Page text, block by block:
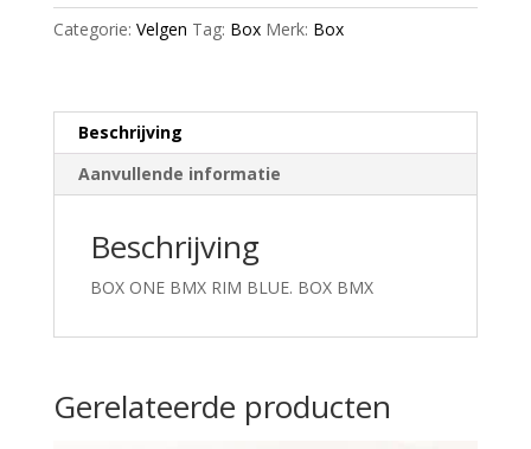
Rear
aantal
Categorie: Velgen Tag: Box Merk: Box
Beschrijving
Aanvullende informatie
Beschrijving
BOX ONE BMX RIM BLUE. BOX BMX
Gerelateerde producten